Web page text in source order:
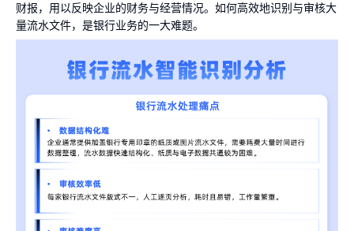
财报，用以反映企业的财务与经营情况。如何高效地识别与审核大
量流水文件，是银行业务的一大难题。